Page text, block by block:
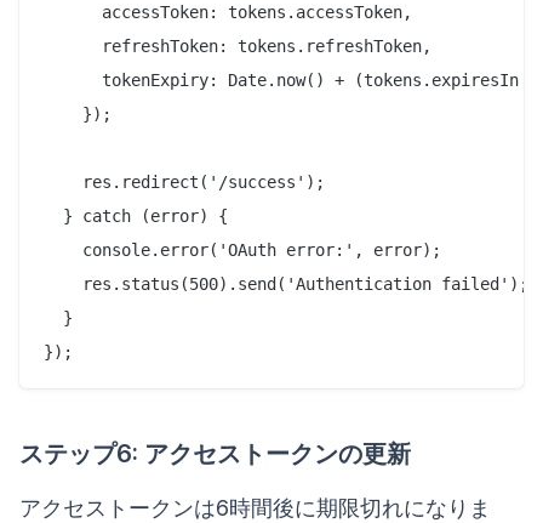
      accessToken: tokens.accessToken,
      refreshToken: tokens.refreshToken,
tokenExpiry: Date.now() + (tokens.expiresIn *
    });
    res.redirect('/success');
  } catch (error) {
    console.error('OAuth error:', error);
    res.status(500).send('Authentication failed');
  }
ステップ6: アクセストークンの更新
アクセストークンは6時間後に期限切れになりま